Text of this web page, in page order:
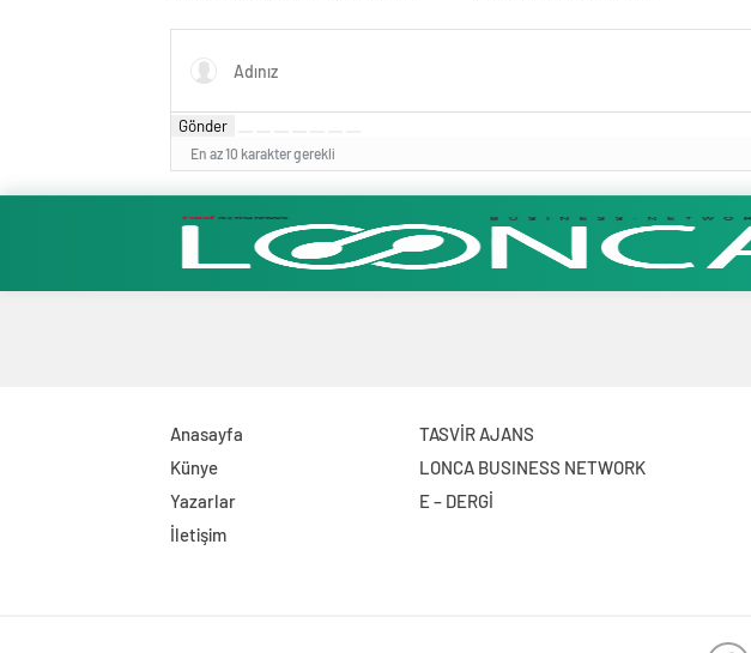
Gönder
En az 10 karakter gerekli
Anasayfa
Künye
Yazarlar
İletişim
TASVİR AJANS
LONCA BUSINESS NETWORK
E – DERGİ